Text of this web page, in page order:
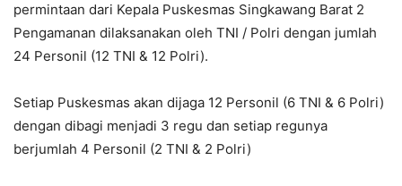
permintaan dari Kepala Puskesmas Singkawang Barat 2
Pengamanan dilaksanakan oleh TNI / Polri dengan jumlah
24 Personil (12 TNI & 12 Polri).
Setiap Puskesmas akan dijaga 12 Personil (6 TNI & 6 Polri)
dengan dibagi menjadi 3 regu dan setiap regunya
berjumlah 4 Personil (2 TNI & 2 Polri)